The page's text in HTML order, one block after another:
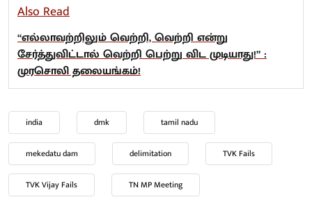
Also Read
“எல்லாவற்றிலும் வெற்றி, வெற்றி என்று
சேர்த்துவிட்டால் வெற்றி பெற்று விட முடியாது!” :
முரசொலி தலையங்கம்!
india dmk tamil nadu
mekedatu dam delimitation TVK Fails
TVK Vijay Fails TN MP Meeting